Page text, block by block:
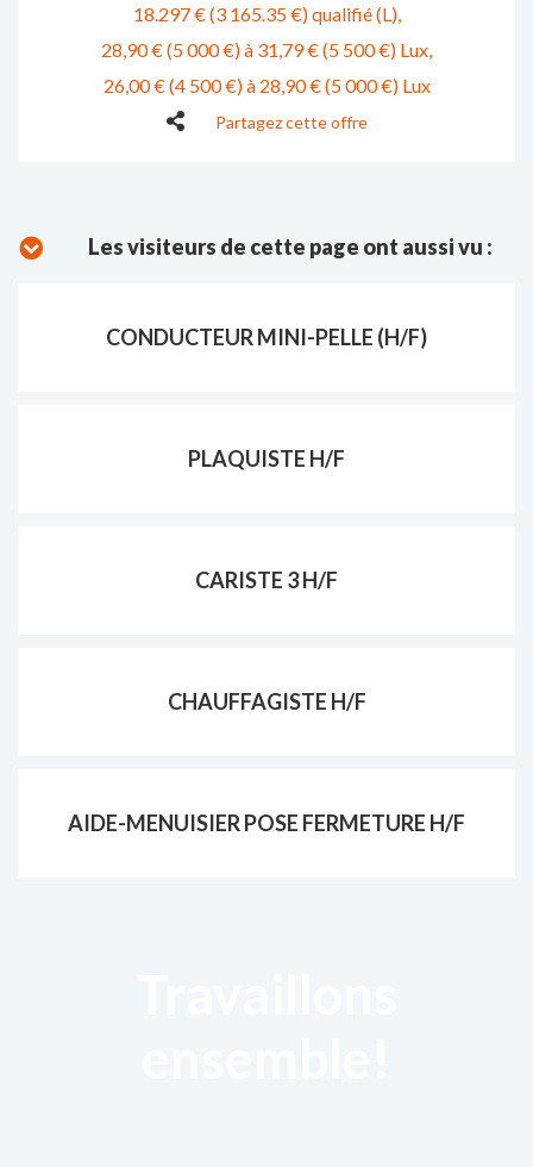
18.297 € (3 165.35 €) qualifié (L)
28,90 € (5 000 €) à 31,79 € (5 500 €) Lux
26,00 € (4 500 €) à 28,90 € (5 000 €) Lux
Partagez cette offre
Les visiteurs de cette page ont aussi vu :
CONDUCTEUR MINI-PELLE (H/F)
PLAQUISTE H/F
CARISTE 3 H/F
CHAUFFAGISTE H/F
AIDE-MENUISIER POSE FERMETURE H/F